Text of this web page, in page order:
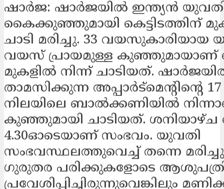
ഷാർജ: ഷാർജയിൽ ഇന്ത്യൻ
കൈക്കുഞ്ഞുമായി കെട്ടിടത്തിന്
ചാടി മരിച്ചു. 33 വയസുകാരിയായ
വയസ് പ്രായമുള്ള കുഞ്ഞുമായാണ്
മുകളിൽ നിന്ന് ചാടിയത്.
താമസിക്കുന്ന അപ്പാർട്‌മെന്റിന്റെ
നിലയിലെ ബാൽക്കണിയിൽ
കുഞ്ഞുമായി ചാടിയത്. ശനിയാഴ്ച
4.30ഓടെയാണ് സംഭവം. യുവതി
സംഭവസ്ഥലത്തുവെച്ച് തന്നെ
ഗുരുതര പരിക്കുകളോടെ
പ്രവേശിപ്പിച്ചിരുന്നുവെങ്കിലും